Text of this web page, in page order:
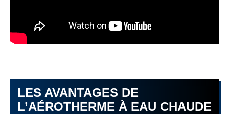
LES AVANTAGES DE
L’AÉROTHERME À EAU CHAUDE